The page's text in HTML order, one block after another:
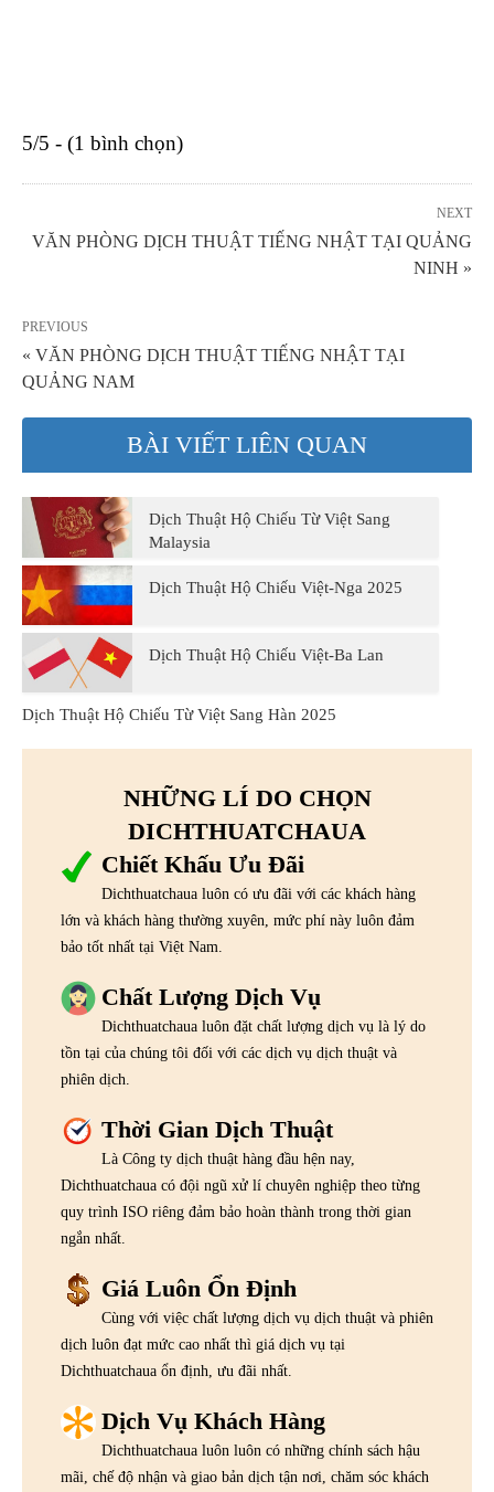
5/5 - (1 bình chọn)
NEXT
VĂN PHÒNG DỊCH THUẬT TIẾNG NHẬT TẠI QUẢNG
NINH »
PREVIOUS
« VĂN PHÒNG DỊCH THUẬT TIẾNG NHẬT TẠI
QUẢNG NAM
BÀI VIẾT LIÊN QUAN
Dịch Thuật Hộ Chiếu Từ Việt Sang
Malaysia
Dịch Thuật Hộ Chiếu Việt-Nga 2025
Dịch Thuật Hộ Chiếu Việt-Ba Lan
Dịch Thuật Hộ Chiếu Từ Việt Sang Hàn 2025
NHỮNG LÍ DO CHỌN
DICHTHUATCHAUA
Chiết Khấu Ưu Đãi
Dichthuatchaua luôn có ưu đãi với các khách hàng
lớn và khách hàng thường xuyên, mức phí này luôn đảm
bảo tốt nhất tại Việt Nam.
Chất Lượng Dịch Vụ
Dichthuatchaua luôn đặt chất lượng dịch vụ là lý do
tồn tại của chúng tôi đối với các dịch vụ dịch thuật và
phiên dịch.
Thời Gian Dịch Thuật
Là Công ty dịch thuật hàng đầu hện nay,
Dichthuatchaua có đội ngũ xử lí chuyên nghiệp theo từng
quy trình ISO riêng đảm bảo hoàn thành trong thời gian
ngắn nhất.
Giá Luôn Ổn Định
Cùng với việc chất lượng dịch vụ dịch thuật và phiên
dịch luôn đạt mức cao nhất thì giá dịch vụ tại
Dichthuatchaua ổn định, ưu đãi nhất.
Dịch Vụ Khách Hàng
Dichthuatchaua luôn luôn có những chính sách hậu
mãi, chế độ nhận và giao bản dịch tận nơi, chăm sóc khách